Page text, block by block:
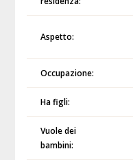
Aspetto:
Occupazione:
Ha figli:
Vuole dei
bambini: